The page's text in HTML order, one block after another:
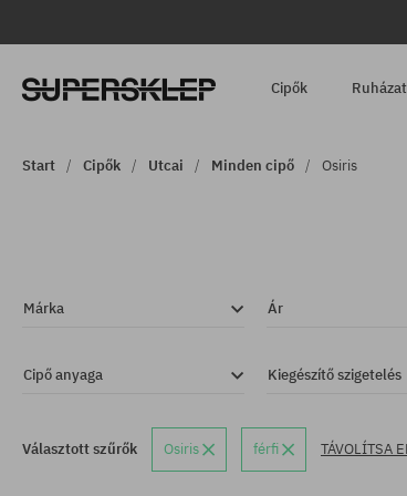
Cipők Ruházat
Start Cipők Utcai Minden cipő Osiris
Márka Ár
Cipő anyaga Kiegészítő szigetelés
Választott szűrők Osiris férfi TÁVOLÍTSA